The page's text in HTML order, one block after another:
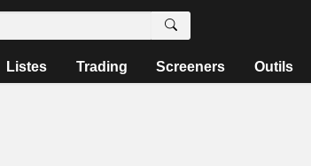
Listes Trading Screeners Outils